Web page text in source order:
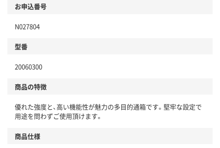
お申込番号
N027804
型番
20060300
商品の特徴
優れた強度と、高い機能性が魅力の多目的通箱です。堅牢な設定で
用途を問わずご使用頂けます。
商品仕様